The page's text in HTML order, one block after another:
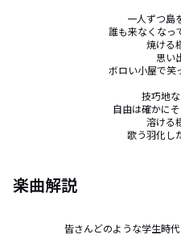
一人ずつ島
誰も来なくなっ
焼ける
思い
ボロい小屋で笑
技巧地
自由は確かに
溶ける
歌う羽化し
楽曲解説
皆さんどのような学生時